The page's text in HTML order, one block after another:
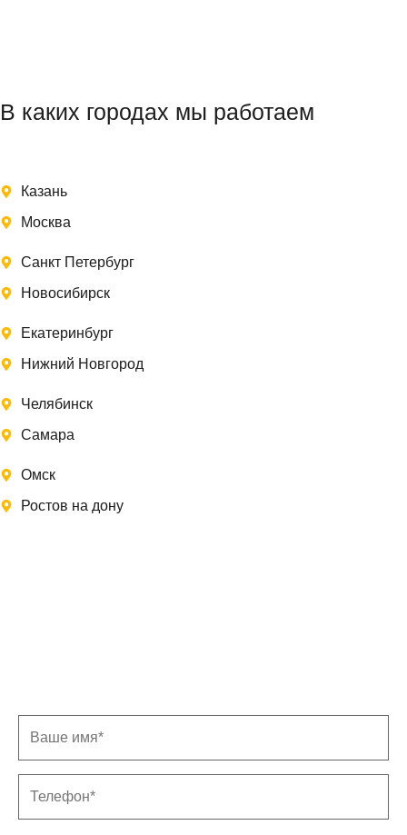
В каких городах мы работаем
Казань
Москва
Санкт Петербург
Новосибирск
Екатеринбург
Нижний Новгород
Челябинск
Самара
Омск
Ростов на дону